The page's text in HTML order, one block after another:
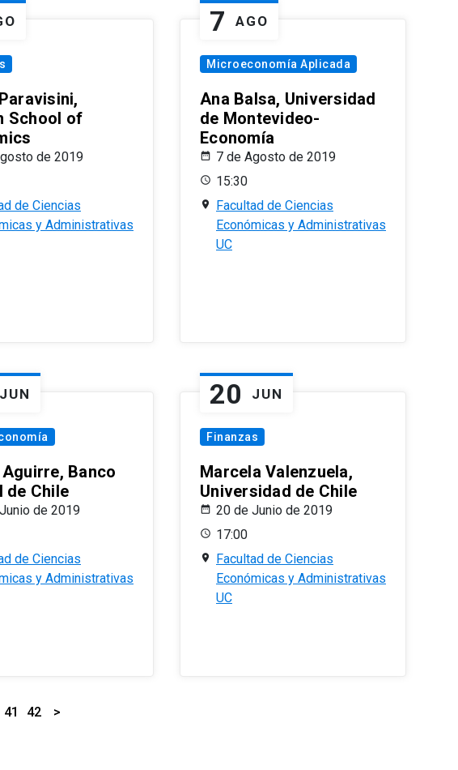
School of
de 2019
de Ciencias
y Administrativas
7 AGO
Microeconomía Aplicada
Ana Balsa, Universidad
de Montevideo-
Economía
7 de Agosto de 2019
15:30
Facultad de Ciencias
Económicas y Administrativas
UC
JUN
Banco
de Chile
de 2019
de Ciencias
y Administrativas
20 JUN
Finanzas
Marcela Valenzuela,
Universidad de Chile
20 de Junio de 2019
17:00
Facultad de Ciencias
Económicas y Administrativas
UC
41 42 >